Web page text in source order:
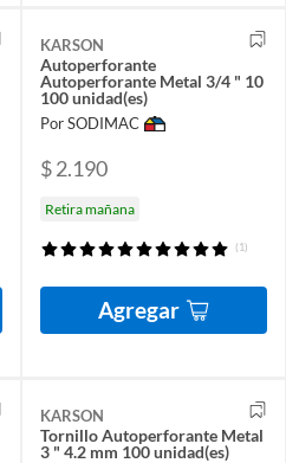
KARSON
Autoperforante
Autoperforante Metal 3/4 " 10
100 unidad(es)
Por SODIMAC
$ 2.190
Retira mañana
(1)
Agregar
KARSON
Tornillo Autoperforante Metal
3 " 4.2 mm 100 unidad(es)